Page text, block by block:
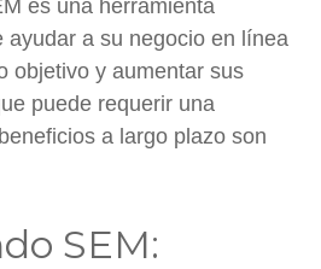
es una herramienta
ayudar a su negocio en línea
objetivo y aumentar sus
puede requerir una
a largo plazo son
SEM: